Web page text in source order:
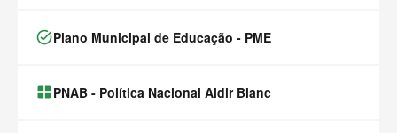
task_altPlano Municipal de Educação - PME
window.alert(
PNAB - Política Nacional Aldir Blanc